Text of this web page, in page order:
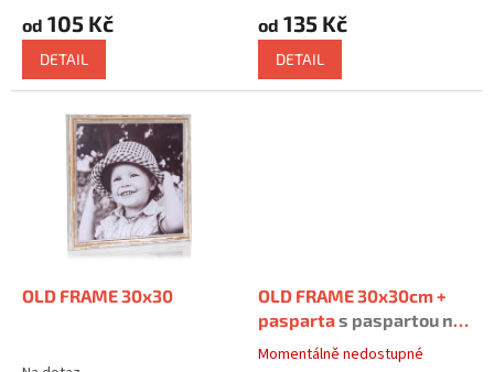
produktu
z
hvězdiček.
od 105 Kč
DETAIL
produktu
z
od 135 Kč
DETAIL
OLD FRAME 30x30
OLD FRAME 30x30cm +
paspartas paspartou na
4 fotografie
Průměrné
Momentálně nedostupné